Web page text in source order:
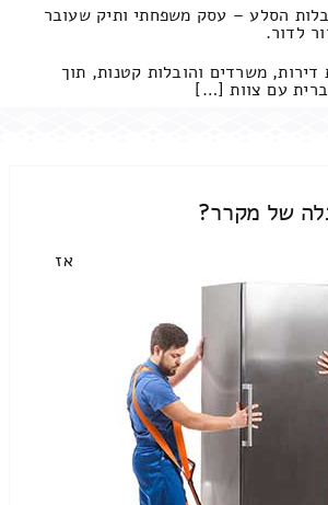
הסלע – עסק משפחתי ותיק שעובר
לדור.
משרדים והובלות קטנות, תוך
עם צוות […]
של מקרר?
אז